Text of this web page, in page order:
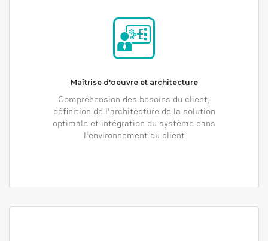
Maîtrise d'oeuvre et architecture
Compréhension des besoins du client,
définition de l'architecture de la solution
optimale et intégration du système dans
l'environnement du client